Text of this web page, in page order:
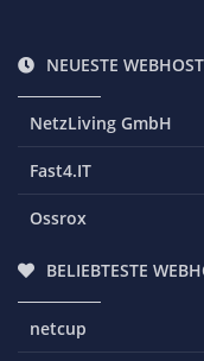
NEUESTE
NetzLiving GmbH
Fast4.IT
Ossrox
BELIEBTESTE
netcup